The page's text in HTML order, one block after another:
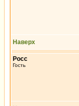
Наверх
Росс
Гость